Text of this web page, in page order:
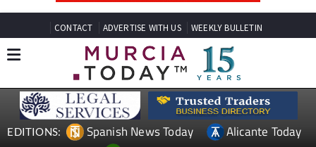
CONTACT ADVERTISE WITH US WEEKLY BULLETIN
EDITIONS: Spanish News Today
Alicante Today